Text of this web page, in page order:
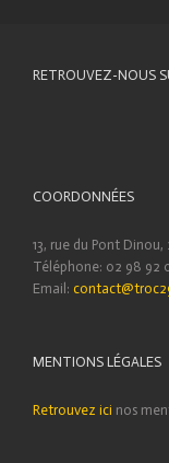
RETROUVEZ-NOUS
COORDONNÉES
13, rue du Pont
Téléphone: 02 98 92
Email:
MENTIONS LÉGALES
Retrouvez ici nos